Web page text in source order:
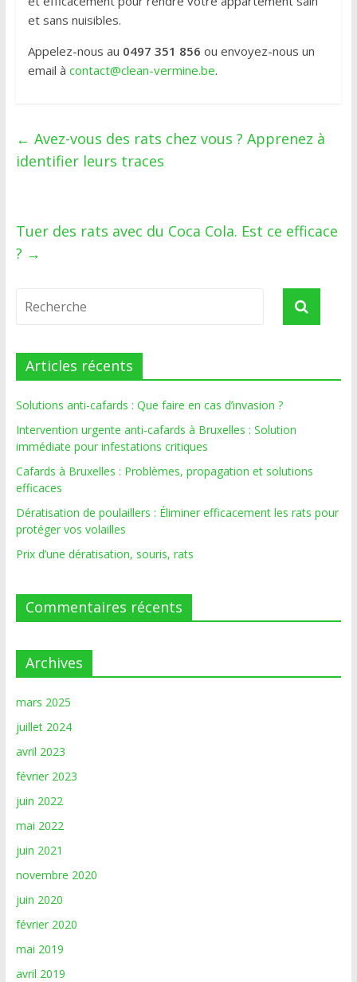
et sans nuisibles.
Appelez-nous au 0497 351 856 ou envoyez-nous un
email à contact@clean-vermine.be.
← Avez-vous des rats chez vous ? Apprenez à
identifier leurs traces
Tuer des rats avec du Coca Cola. Est ce efficace
? →
Articles récents
Solutions anti-cafards : Que faire en cas d’invasion ?
Intervention urgente anti-cafards à Bruxelles : Solution
immédiate pour infestations critiques
Cafards à Bruxelles : Problèmes, propagation et solutions
efficaces
Dératisation de poulaillers : Éliminer efficacement les rats pour
protéger vos volailles
Prix d’une dératisation, souris, rats
Commentaires récents
Archives
mars 2025
juillet 2024
avril 2023
février 2023
juin 2022
mai 2022
juin 2021
novembre 2020
juin 2020
février 2020
mai 2019
avril 2019